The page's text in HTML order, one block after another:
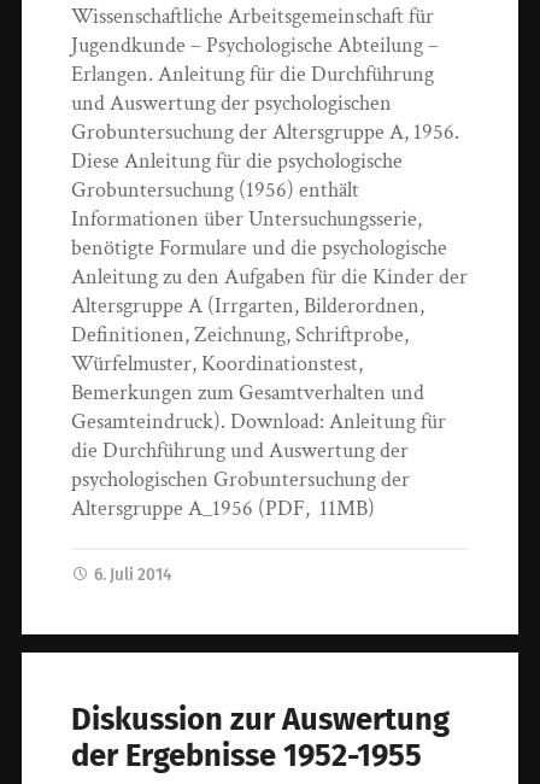
Wissenschaftliche Arbeitsgemeinschaft für
Jugendkunde – Psychologische Abteilung –
Erlangen. Anleitung für die Durchführung
und Auswertung der psychologischen
Grobuntersuchung der Altersgruppe A, 1956.
Diese Anleitung für die psychologische
Grobuntersuchung (1956) enthält
Informationen über Untersuchungsserie,
benötigte Formulare und die psychologische
Anleitung zu den Aufgaben für die Kinder der
Altersgruppe A (Irrgarten, Bilderordnen,
Definitionen, Zeichnung, Schriftprobe,
Würfelmuster, Koordinationstest,
Bemerkungen zum Gesamtverhalten und
Gesamteindruck). Download: Anleitung für
die Durchführung und Auswertung der
psychologischen Grobuntersuchung der
Altersgruppe A_1956 (PDF, 11MB)
6. Juli 2014
Diskussion zur Auswertung
der Ergebnisse 1952-1955